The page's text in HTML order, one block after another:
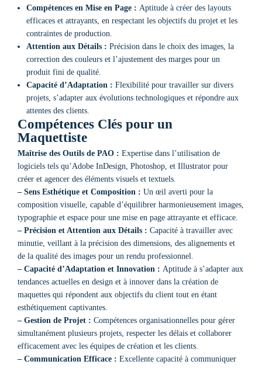
Compétences en Mise en Page : Aptitude à créer des layouts
efficaces et attrayants, en respectant les objectifs du projet et les
contraintes de production.
Attention aux Détails : Précision dans le choix des images, la
correction des couleurs et l’ajustement des marges pour un
produit fini de qualité.
Capacité d’Adaptation : Flexibilité pour travailler sur divers
projets, s’adapter aux évolutions technologiques et répondre aux
attentes des clients.
Compétences Clés pour un
Maquettiste
Maîtrise des Outils de PAO : Expertise dans l’utilisation de
logiciels tels qu’Adobe InDesign, Photoshop, et Illustrator pour
créer et agencer des éléments visuels et textuels.
– Sens Esthétique et Composition : Un œil averti pour la
composition visuelle, capable d’équilibrer harmonieusement images,
typographie et espace pour une mise en page attrayante et efficace.
– Précision et Attention aux Détails : Capacité à travailler avec
minutie, veillant à la précision des dimensions, des alignements et
de la qualité des images pour un rendu professionnel.
– Capacité d’Adaptation et Innovation : Aptitude à s’adapter aux
tendances actuelles en design et à innover dans la création de
maquettes qui répondent aux objectifs du client tout en étant
esthétiquement captivantes.
– Gestion de Projet : Compétences organisationnelles pour gérer
simultanément plusieurs projets, respecter les délais et collaborer
efficacement avec les équipes de création et les clients.
– Communication Efficace : Excellente capacité à communiquer